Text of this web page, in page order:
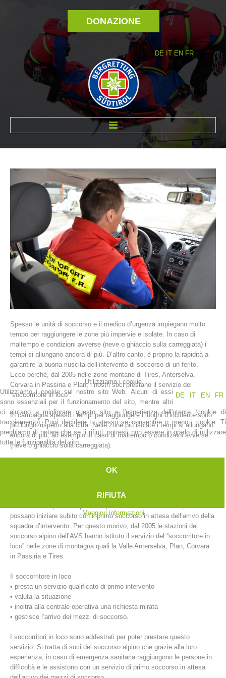
DONAZIONE
DE IT EN FR
La storia
Stazioni del soccorso alpino
Spesso le unità di soccorso e il medico d’urgenza impiegano molto
tempo per raggiungere le zone più impervie e isolate. In caso di
maltempo e condizioni avverse (neve o ghiaccio sulla carreggiata) i
tempi si allungano ancora di più. D’altro canto, è proprio la rapidità a
garantire la buona riuscita dell’intervento di soccorso di un ferito.
Ecco perché, dal 2005 nelle zone montane di Tires, Anterselva,
Corvara in Passiria e Plan, i nostri soci prestano il servizio del
“soccorritore in loco”.
In campagna spesso i tempi per raggiungere i luoghi d’incidente sono
più lunghi rispetto alla città. Nelle zone più isolate i tempi si allungano
ancora di più, ad esempio in caso di maltempo o condizioni avverse
(neve o ghiaccio sulla carreggiata).
dell’intervento di soccorso di un ferito.
Per garantire un intervento e un’assistenza medica quasi immediati, è
possano iniziare subito con il primo soccorso in attesa dell’arrivo della
squadra d’intervento. Per questo morivo, dal 2005 le stazioni del
soccorso alpino dell’AVS hanno istituto il servizio del “soccorritore in
loco” nelle zone di montagna quali la Valle Anterselva, Plan, Corvara
in Passiria e Tires.
Il soccorritore in loco
• presta un servizio qualificato di primo intervento
• valuta la situazione
• inoltra alla centrale operativa una richiesta mirata
• gestisce l’arrivo dei mezzi di soccorso.
I soccorritori in loco sono addestrati per poter prestare questo
servizio. Si tratta di soci del soccorso alpino che grazie alla loro
esperienza, in caso di emergenza sanitaria raggiungono le persone in
difficoltà e le assistono con un servizio di primo soccorso in attesa
Utilizziamo i cookie
DE
IT EN FR
Utilizziamo i cookie sul nostro sito Web. Alcuni di essi
sono essenziali per il funzionamento del sito, mentre altri
ci aiutano a migliorare questo sito e l'esperienza dell'utente (cookie di
tracciamento). Puoi decidere tu stesso se consentire o meno i cookie. Ti
preghiamo di notare che se li rifiuti, potresti non essere in grado di utilizzare
tutte le funzionalità del sito.
OK
RIFIUTA
Maggiori informazioni